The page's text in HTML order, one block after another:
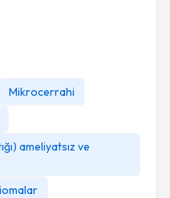
Mikrocerrahi
ameliyatsız ve